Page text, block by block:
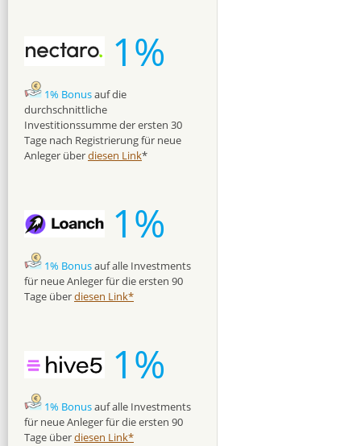
1%
1% Bonusauf die
durchschnittliche
Investitionssumme der ersten 30
Tage nach Registrierung für neue
Anleger überdiesen Link*
1%
1% Bonusauf alle Investments
für neue Anleger für die ersten 90
Tage überdiesen Link*
1%
1% Bonusauf alle Investments
für neue Anleger für die ersten 90
Tage überdiesen Link*